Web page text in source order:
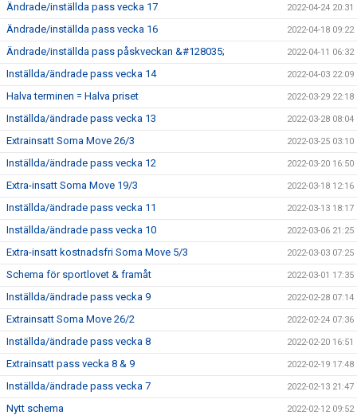
Ändrade/inställda pass vecka 17 2022-04-24 20:31
Ändrade/inställda pass vecka 16 2022-04-18 09:22
Ändrade/inställda pass påskveckan &#128035; 2022-04-11 06:32
Inställda/ändrade pass vecka 14 2022-04-03 22:09
Halva terminen = Halva priset 2022-03-29 22:18
Inställda/ändrade pass vecka 13 2022-03-28 08:04
Extrainsatt Soma Move 26/3 2022-03-25 03:10
Inställda/ändrade pass vecka 12 2022-03-20 16:50
Extra-insatt Soma Move 19/3 2022-03-18 12:16
Inställda/ändrade pass vecka 11 2022-03-13 18:17
Inställda/ändrade pass vecka 10 2022-03-06 21:25
Extra-insatt kostnadsfri Soma Move 5/3 2022-03-03 07:25
Schema för sportlovet & framåt 2022-03-01 17:35
Inställda/ändrade pass vecka 9 2022-02-28 07:14
Extrainsatt Soma Move 26/2 2022-02-24 07:36
Inställda/ändrade pass vecka 8 2022-02-20 16:51
Extrainsatt pass vecka 8 & 9 2022-02-19 17:48
Inställda/ändrade pass vecka 7 2022-02-13 21:47
Nytt schema 2022-02-12 09:52